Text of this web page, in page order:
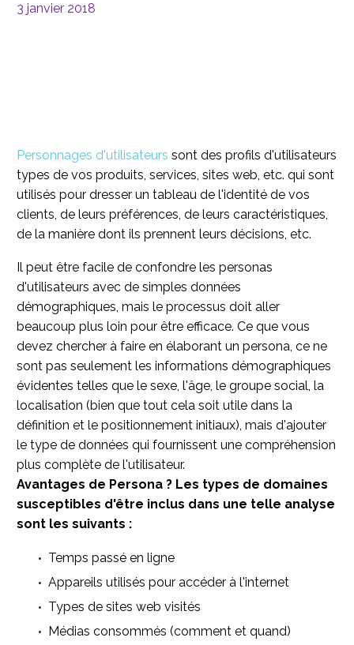
3 janvier 2018
Personnages d'utilisateurs sont des profils d'utilisateurs
types de vos produits, services, sites web, etc. qui sont
utilisés pour dresser un tableau de l'identité de vos
clients, de leurs préférences, de leurs caractéristiques,
de la manière dont ils prennent leurs décisions, etc.
Il peut être facile de confondre les personas
d'utilisateurs avec de simples données
démographiques, mais le processus doit aller
beaucoup plus loin pour être efficace. Ce que vous
devez chercher à faire en élaborant un persona, ce ne
sont pas seulement les informations démographiques
évidentes telles que le sexe, l'âge, le groupe social, la
localisation (bien que tout cela soit utile dans la
définition et le positionnement initiaux), mais d'ajouter
le type de données qui fournissent une compréhension
plus complète de l'utilisateur.
Avantages de Persona ? Les types de domaines
susceptibles d'être inclus dans une telle analyse
sont les suivants :
Temps passé en ligne
Appareils utilisés pour accéder à l'internet
Types de sites web visités
Médias consommés (comment et quand)